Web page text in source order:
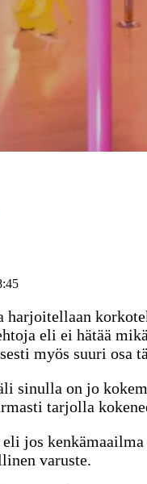
eli ei hätää
myös suuri osa
on jo
tarjolla
jos
varuste.